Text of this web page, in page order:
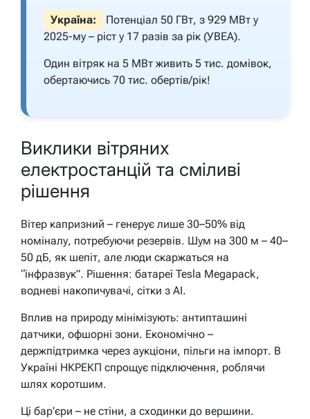
Україна:
Потенціал 50 ГВт, з 929 МВт у
2025-му – ріст у 17 разів за рік (УВЕА).
Один вітряк на 5 МВт живить 5 тис. домівок,
обертаючись 70 тис. обертів/рік!
Виклики вітряних
електростанцій та сміливі
рішення
Вітер капризний – генерує лише 30–50% від
номіналу, потребуючи резервів. Шум на 300 м – 40–
50 дБ, як шепіт, але люди скаржаться на
“інфразвук”. Рішення: батареї Tesla Megapack,
водневі накопичувачі, сітки з AI.
Вплив на природу мінімізують: антипташині
датчики, офшорні зони. Економічно –
держпідтримка через аукціони, пільги на імпорт. В
Україні НКРЕКП спрощує підключення, роблячи
шлях коротшим.
Ці бар’єри – не стіни, а сходинки до вершини.